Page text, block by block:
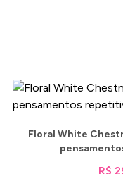
Floral White
R$